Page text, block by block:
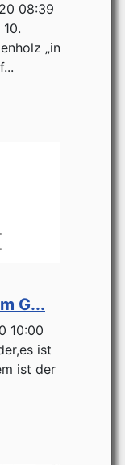
08:39
„in
G...
10:00
ist
ist der